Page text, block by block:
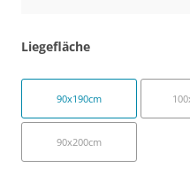
Liegefläche
90x190cm
90x200cm